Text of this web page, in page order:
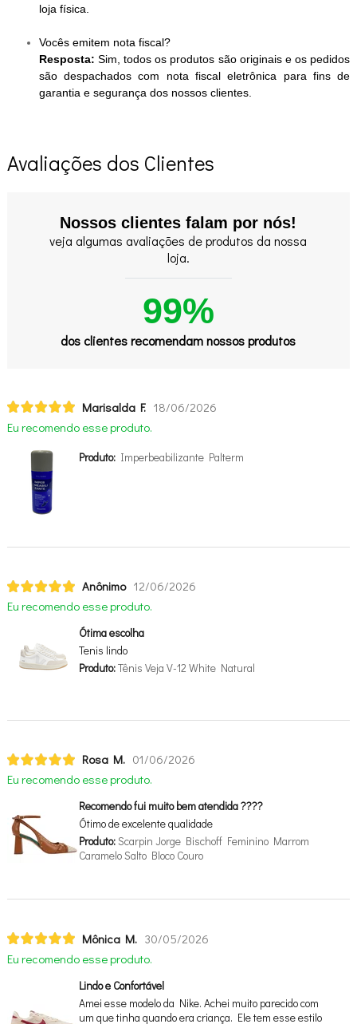
loja física.
Vocês emitem nota fiscal?
Resposta:Sim, todos os produtos são originais e os pedidos
são despachados com nota fiscal eletrônica para fins de
garantia e segurança dos nossos clientes.
Avaliações dos Clientes
Nossos clientes falam por nós!
veja algumas avaliações de produtos da nossa
loja.
99%
dos clientes recomendam nossos produtos
Marisalda F. 18/06/2026
Eu recomendo esse produto.
Produto:Imperbeabilizante Palterm
Anônimo 12/06/2026
Eu recomendo esse produto.
Ótima escolha
Tenis lindo
Produto:Tênis Veja V-12 White Natural
Rosa M. 01/06/2026
Eu recomendo esse produto.
Recomendo fui muito bem atendida ????
Ótimo de excelente qualidade
Produto:Scarpin Jorge Bischoff Feminino Marrom
Caramelo Salto Bloco Couro
Mônica M. 30/05/2026
Eu recomendo esse produto.
Lindo e Confortável
Amei esse modelo da Nike. Achei muito parecido com
um que tinha quando era criança. Ele tem esse estilo